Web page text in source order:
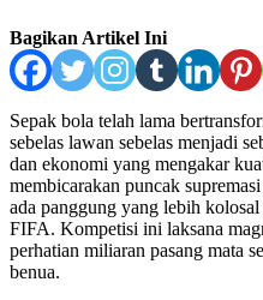
Bagikan Artikel Ini
Sepak bola telah lama
sebelas lawan sebelas menjadi
dan ekonomi yang mengakar
membicarakan puncak
ada panggung yang lebih
FIFA. Kompetisi ini laksana
perhatian miliaran pasang mata
benua.